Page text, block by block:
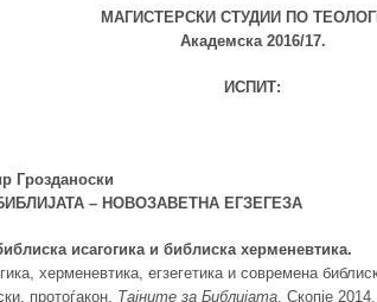
МАГИСТЕРСКИ СТУДИИ ПО
Академска 2016/17.
ИСПИТ:
Грозданоски
– НОВОЗАВЕТНА ЕГЗЕГЕЗА
исагогика и библиска херменевтика.
херменевтика, егзегетика и современа
протоѓакон, Тајните за Библијата, Скопје 2014.